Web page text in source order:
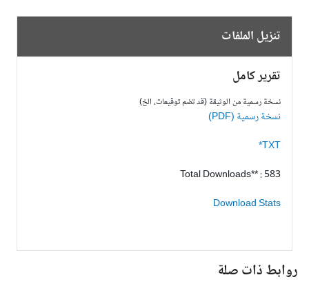
تنزيل الملفات
تقرير كامل
نسخة رسمية من الوثيقة (قد تضم توقيعات، الخ)
نسخة رسمية (PDF)
TXT*
Total Downloads** : 583
Download Stats
روابط ذات صلة